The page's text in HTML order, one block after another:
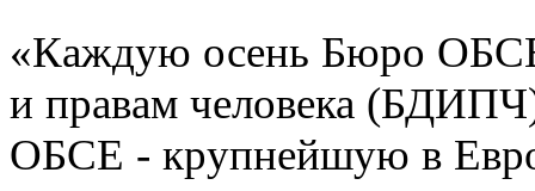
«Каждую осень Бюро
и правам человека
ОБСЕ - крупнейшую в